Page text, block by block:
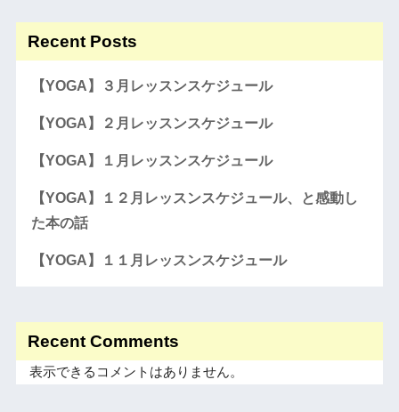
Recent Posts
【YOGA】３月レッスンスケジュール
【YOGA】２月レッスンスケジュール
【YOGA】１月レッスンスケジュール
【YOGA】１２月レッスンスケジュール、と感動し
た本の話
【YOGA】１１月レッスンスケジュール
Recent Comments
表示できるコメントはありません。